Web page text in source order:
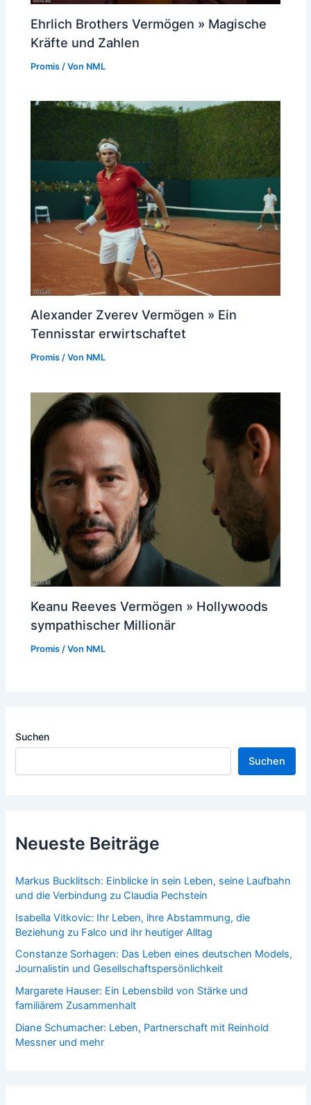
Ehrlich Brothers Vermögen » Magische
Kräfte und Zahlen
Promis / Von NML
Alexander Zverev Vermögen » Ein
Tennisstar erwirtschaftet
Promis / Von NML
Keanu Reeves Vermögen » Hollywoods
sympathischer Millionär
Promis / Von NML
Suchen
Suchen
Neueste Beiträge
Markus Bucklitsch: Einblicke in sein Leben, seine Laufbahn
und die Verbindung zu Claudia Pechstein
Isabella Vitkovic: Ihr Leben, ihre Abstammung, die
Beziehung zu Falco und ihr heutiger Alltag
Constanze Sorhagen: Das Leben eines deutschen Models,
Journalistin und Gesellschaftspersönlichkeit
Margarete Hauser: Ein Lebensbild von Stärke und
familiärem Zusammenhalt
Diane Schumacher: Leben, Partnerschaft mit Reinhold
Messner und mehr